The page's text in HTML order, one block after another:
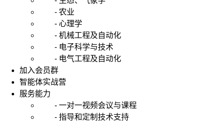
- 农业
- 心理学
- 机械工程及自动化
- 电子科学与技术
- 电气工程及自动化
加入会员群
智能体实战营
服务能力
- 一对一视频会议与课程
- 指导和定制技术支持